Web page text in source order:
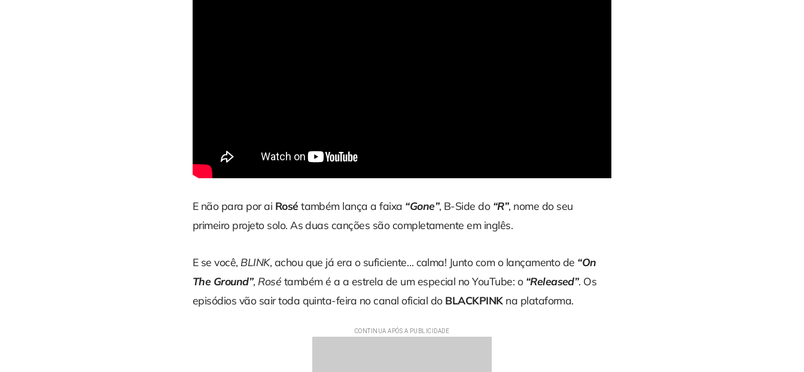
E não para por ai Rosétambém lança a faixa “Gone”, B-Side do “R”, nome do seu
primeiro projeto solo. As duas canções são completamente em inglês.
E se você, BLINK, achou que já era o suficiente… calma! Junto com o lançamento de “On
The Ground”, Rosé também é a a estrela de um especial no YouTube: o “Released”. Os
episódios vão sair toda quinta-feira no canal oficial do BLACKPINK na plataforma.